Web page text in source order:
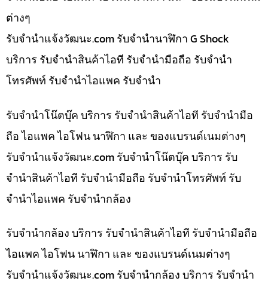
ต่างๆ
รับจํานําแจ้งวัฒนะ.com รับจำนำนาฬิกา G Shock
บริการ รับจำนำสินค้าไอที รับจำนำมือถือ รับจำนำ
โทรศัพท์ รับจำนำไอแพค รับจำนำ
รับจำนำโน๊ตบุ๊ค บริการ รับจำนำสินค้าไอที รับจำนำมือ
ถือ ไอแพค ไอโฟน นาฬิกา และ ของแบรนด์เนมต่างๆ
รับจํานําแจ้งวัฒนะ.com รับจำนำโน๊ตบุ๊ค บริการ รับ
จำนำสินค้าไอที รับจำนำมือถือ รับจำนำโทรศัพท์ รับ
จำนำไอแพค รับจำนำกล้อง
รับจำนำกล้อง บริการ รับจำนำสินค้าไอที รับจำนำมือถือ
ไอแพค ไอโฟน นาฬิกา และ ของแบรนด์เนมต่างๆ
รับจํานําแจ้งวัฒนะ.com รับจำนำกล้อง บริการ รับจำนำ